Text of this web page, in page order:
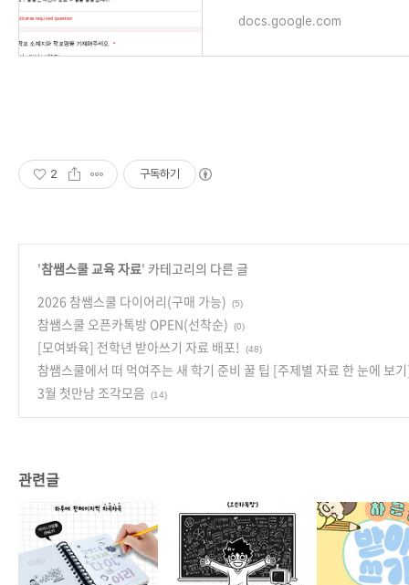
docs.google.com
2 구독하기
'참쌤스쿨 교육 자료' 카테고리의 다른 글
2026 참쌤스쿨 다이어리(구매 가능)
(5)
참쌤스쿨 오픈카톡방 OPEN(선착순) (0)
[모여봐육] 전학년 받아쓰기 자료 배포! (48)
참쌤스쿨에서 떠 먹여주는 새 학기 준비 꿀 팁 [주제별 자료 한 눈에 보
3월 첫만남 조각모음
(14)
관련글